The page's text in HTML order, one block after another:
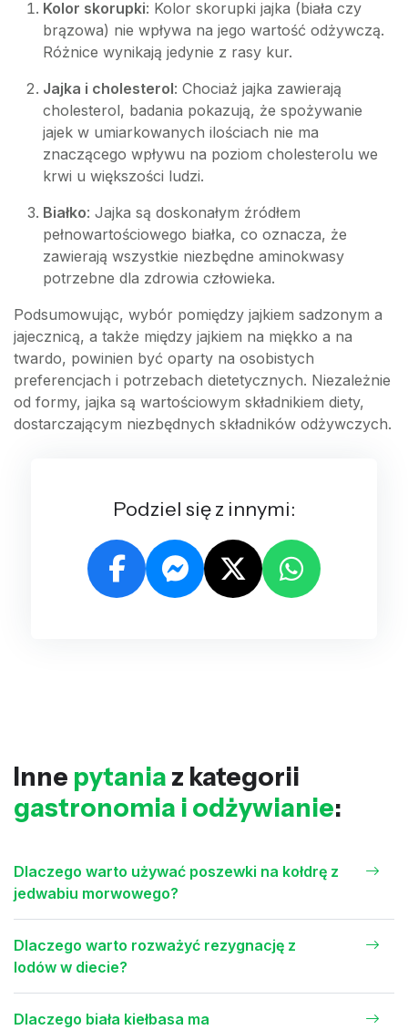
Kolor skorupki: Kolor skorupki jajka (biała czy
brązowa) nie wpływa na jego wartość odżywczą.
Różnice wynikają jedynie z rasy kur.
Jajka i cholesterol: Chociaż jajka zawierają
cholesterol, badania pokazują, że spożywanie
jajek w umiarkowanych ilościach nie ma
znaczącego wpływu na poziom cholesterolu we
krwi u większości ludzi.
Białko: Jajka są doskonałym źródłem
pełnowartościowego białka, co oznacza, że
zawierają wszystkie niezbędne aminokwasy
potrzebne dla zdrowia człowieka.
Podsumowując, wybór pomiędzy jajkiem sadzonym a
jajecznicą, a także między jajkiem na miękko a na
twardo, powinien być oparty na osobistych
preferencjach i potrzebach dietetycznych. Niezależnie
od formy, jajka są wartościowym składnikiem diety,
dostarczającym niezbędnych składników odżywczych.
Podziel się z innymi:
Inne pytania z kategorii
gastronomia i odżywianie:
Dlaczego warto używać poszewki na kołdrę z
jedwabiu morwowego?
Dlaczego warto rozważyć rezygnację z
lodów w diecie?
Dlaczego biała kiełbasa ma